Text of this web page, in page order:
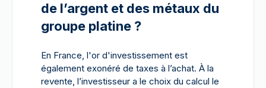
de l’argent et des métaux du
groupe platine ?
En France, l'or d'investissement est
également exonéré de taxes à l’achat. À la
revente, l’investisseur a le choix du calcul le